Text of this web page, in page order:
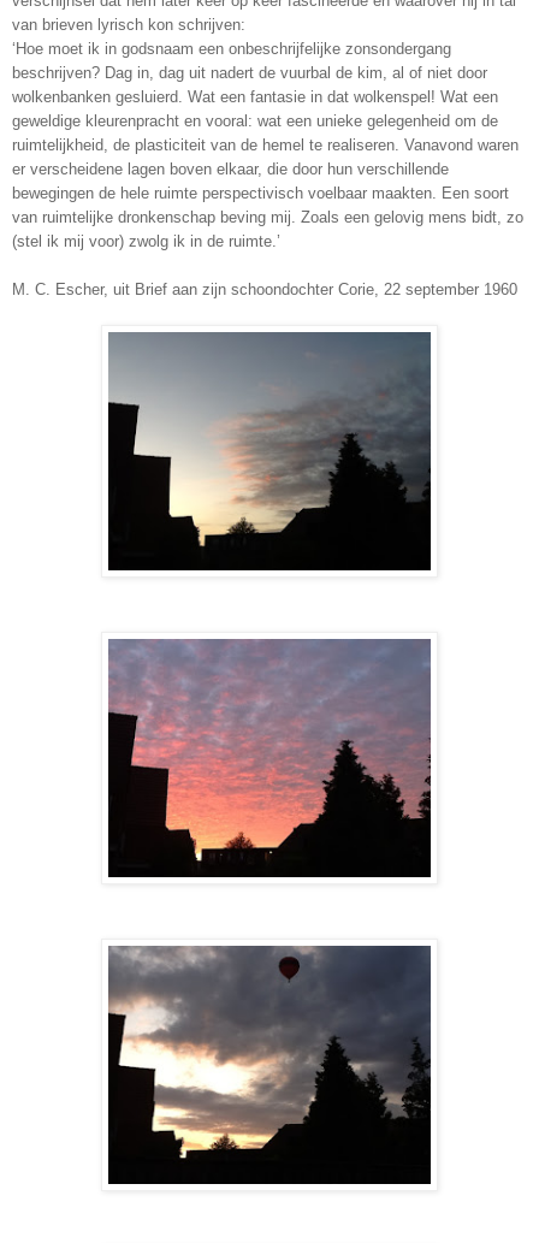
van brieven lyrisch kon schrijven:
‘Hoe moet ik in godsnaam een onbeschrijfelijke zonsondergang
beschrijven? Dag in, dag uit nadert de vuurbal de kim, al of niet door
wolkenbanken gesluierd. Wat een fantasie in dat wolkenspel! Wat een
geweldige kleurenpracht en vooral: wat een unieke gelegenheid om de
ruimtelijkheid, de plasticiteit van de hemel te realiseren. Vanavond waren
er verscheidene lagen boven elkaar, die door hun verschillende
bewegingen de hele ruimte perspectivisch voelbaar maakten. Een soort
van ruimtelijke dronkenschap beving mij. Zoals een gelovig mens bidt, zo
(stel ik mij voor) zwolg ik in de ruimte.’
M. C. Escher, uit Brief aan zijn schoondochter Corie, 22 september 1960